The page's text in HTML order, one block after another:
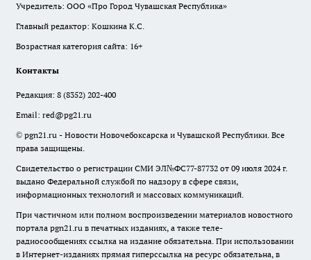
Учредитель: ООО «Про Город Чувашская Республика»
Главный редактор: Кошкина К.С.
Возрастная категория сайта: 16+
Контакты
Редакция: 8 (8352) 202-400
Email: red@pg21.ru
© pgn21.ru - Новости Новочебоксарска и Чувашской Республики. Все
права защищены.
Свидетельство о регистрации СМИ ЭЛ№ФС77-87732 от 09 июля 2024 г.
выдано Федеральной службой по надзору в сфере связи,
информационных технологий и массовых коммуникаций.
При частичном или полном воспроизведении материалов новостного
портала pgn21.ru в печатных изданиях, а также теле-
радиосообщениях ссылка на издание обязательна. При использовании
в Интернет-изданиях прямая гиперссылка на ресурс обязательна, в